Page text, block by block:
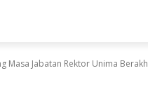
Masa Jabatan Rektor Unima